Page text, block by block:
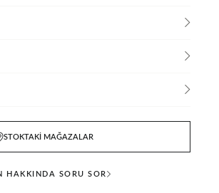
STOKTAKI MAĞAZALAR
HAKKINDA SORU SOR